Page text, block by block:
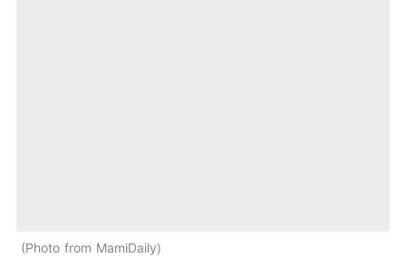
Photo from MamiDaily